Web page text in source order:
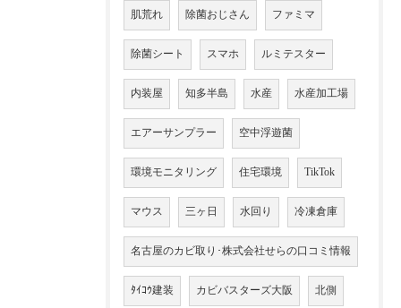
肌荒れ 除菌おじさん ファミマ
除菌シート スマホ ルミテスター
内装屋 知多半島 水産 水産加工場
エアーサンプラー 空中浮遊菌
環境モニタリング 住宅環境 TikTok
マウス 三ヶ日 水回り 冷凍倉庫
名古屋のカビ取り･株式会社せらの口コミ情報
ﾀｲｺｳ建装 カビバスターズ大阪 北側